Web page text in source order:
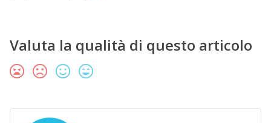
Valuta la qualità di questo articolo